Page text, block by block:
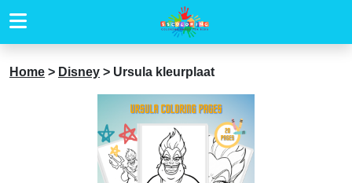
Home > Disney > Ursula kleurplaat